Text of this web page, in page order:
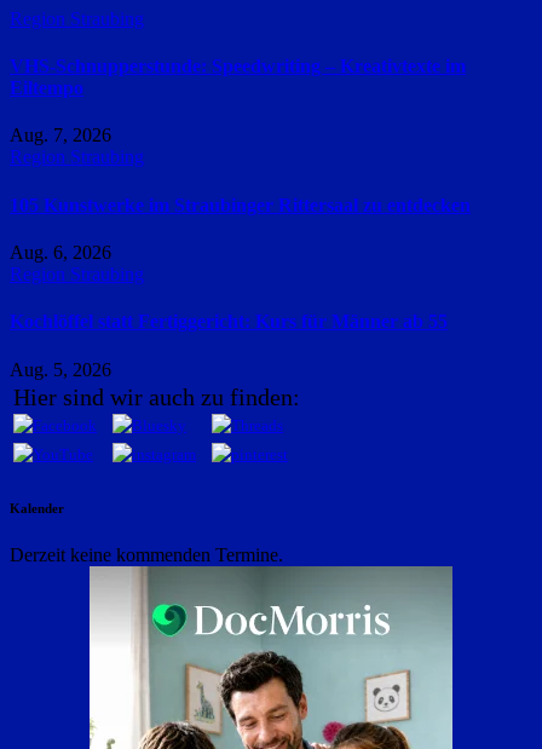
Region Straubing
VHS-Schnupperstunde: Speedwriting – Kreativtexte im
Eiltempo
Aug. 7, 2026
Region Straubing
105 Kunstwerke im Straubinger Rittersaal zu entdecken
Aug. 6, 2026
Region Straubing
Kochlöffel statt Fertiggericht: Kurs für Männer ab 55
Aug. 5, 2026
Hier sind wir auch zu finden:
Kalender
Derzeit keine kommenden Termine.